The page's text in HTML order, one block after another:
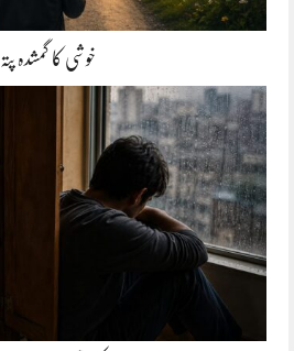
خوشی کا گمشدہ پتہ